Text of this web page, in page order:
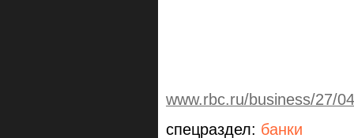
www.rbc.ru/business/27/
спецраздел: банки